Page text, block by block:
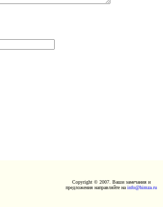
Copyright © 2007. Ваши замечания и
предложения направляйте на